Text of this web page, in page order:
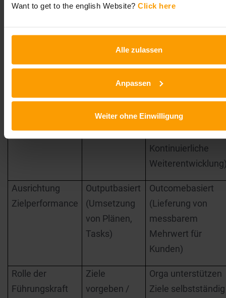
Want to get to the english Website? Click here
Alle zulassen
Anpassen
Weiter ohne Einwilligung
Ziele
Kaskadierend
über Orga
abgeglichen
Motivatoren
extrinisische
Motivatoren
(Bonus,
Karriere)
intrinsische
Motivatoren
(Sinnstiftung,
Autonomie,
Kontinuierliche
Ausrichtung
Zielperformance
Outputbasiert
(Umsetzung
von Plänen,
Tasks)
Outcomebasiert
(Lieferung von
messbarem
Mehrwert für
Kunden)
Rolle der
Führungskraft
Ziele
vorgeben /
Orga unterstützen
Ziele selbstständig